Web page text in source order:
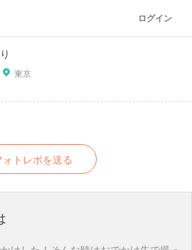
ログイン
東京
ォトレポを送る